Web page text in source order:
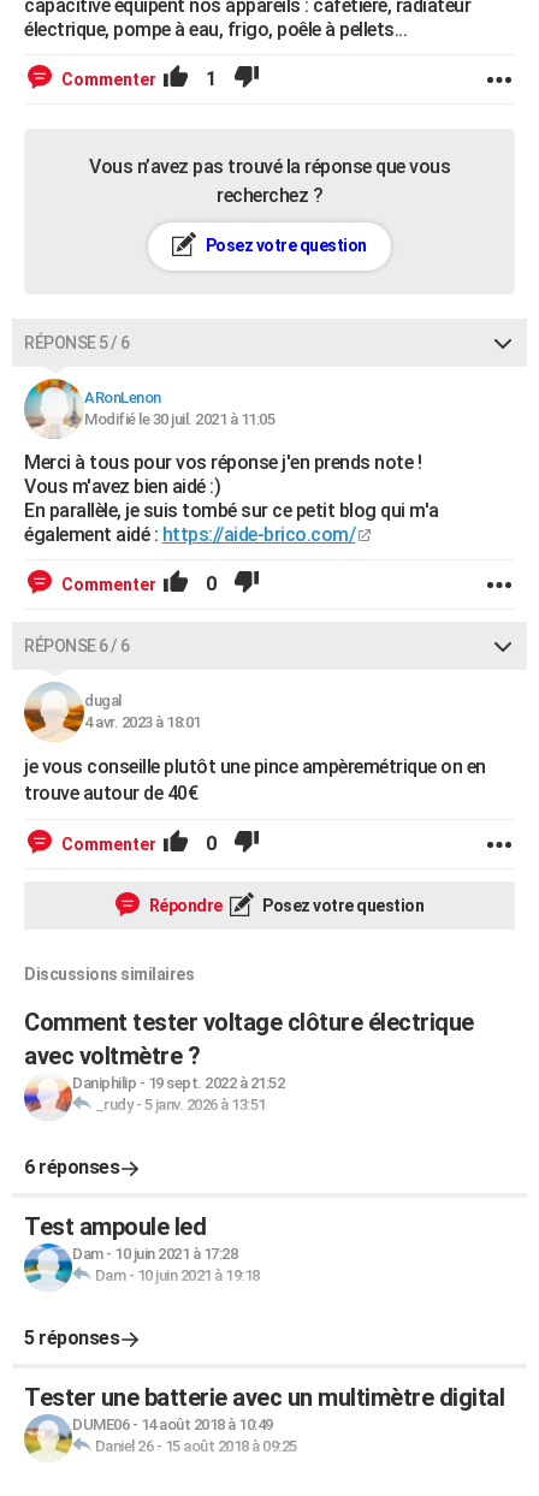
capacitive équipent nos appareils : cafetière, radiateur
électrique, pompe à eau, frigo, poêle à pellets...
Commenter 1
Vous n’avez pas trouvé la réponse que vous
recherchez ?
Posez votre question
RÉPONSE 5 / 6
ARonLenon
Modifié le 30 juil. 2021 à 11:05
Merci à tous pour vos réponse j'en prends note !
Vous m'avez bien aidé :)
En parallèle, je suis tombé sur ce petit blog qui m'a
également aidé : https://aide-brico.com/
Commenter 0
RÉPONSE 6 / 6
dugal
4 avr. 2023 à 18:01
je vous conseille plutôt une pince ampèremétrique on en
trouve autour de 40€
Commenter 0
Répondre Posez votre question
Discussions similaires
Comment tester voltage clôture électrique
avec voltmètre ?
Daniphilip - 19 sept. 2022 à 21:52
_rudy- 5 janv. 2026 à 13:51
6 réponses
Test ampoule led
Dam- 10 juin 2021 à 17:28
Dam- 10 juin 2021 à 19:18
5 réponses
Tester une batterie avec un multimètre digital
DUME06- 14 août 2018 à 10:49
Daniel 26- 15 août 2018 à 09:25